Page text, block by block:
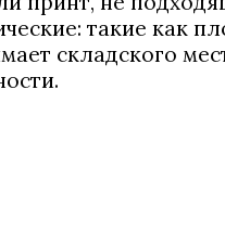
такие как
складского